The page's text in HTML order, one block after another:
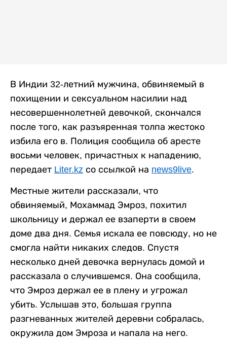
В Индии 32-летний мужчина, обвиняемый в
похищении и сексуальном насилии над
несовершеннолетней девочкой, скончался
после того, как разъяренная толпа жестоко
избила его в. Полиция сообщила об аресте
восьми человек, причастных к нападению,
передает Liter.kz со ссылкой на news9live.
Местные жители рассказали, что
обвиняемый, Мохаммад Эмроз, похитил
школьницу и держал ее взаперти в своем
доме два дня. Семья искала ее повсюду, но не
смогла найти никаких следов. Спустя
несколько дней девочка вернулась домой и
рассказала о случившемся. Она сообщила,
что Эмроз держал ее в плену и угрожал
убить. Услышав это, большая группа
разгневанных жителей деревни собралась,
окружила дом Эмроза и напала на него.